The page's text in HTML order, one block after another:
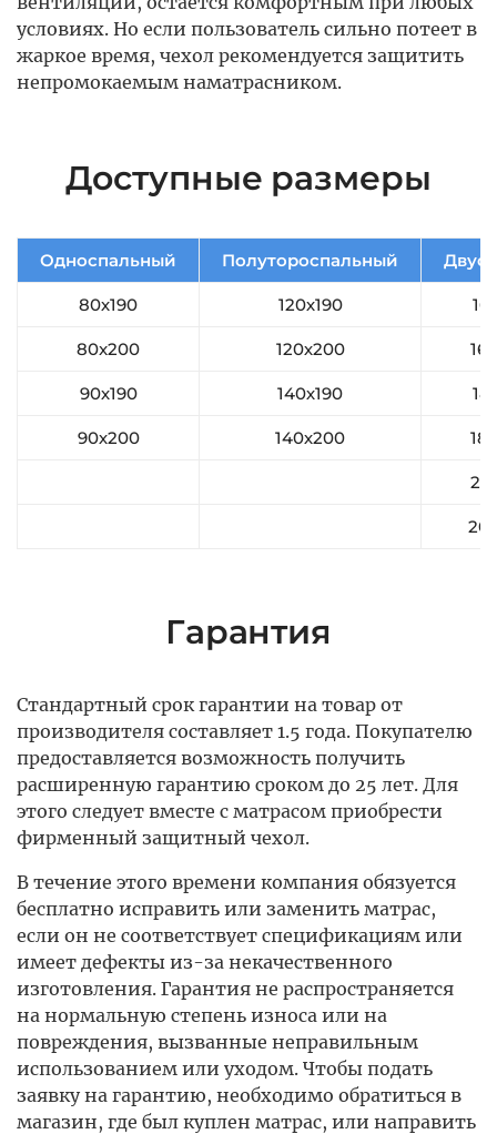
условиях. Но если пользователь сильно потеет в
жаркое время, чехол рекомендуется защитить
непромокаемым наматрасником.
Доступные размеры
Односпальный Полутороспальный
80х190 120х190
80x200 120х200
90х190 140х190
90х200 140х200
Гарантия
Стандартный срок гарантии на товар от
производителя составляет 1.5 года. Покупателю
предоставляется возможность получить
расширенную гарантию сроком до 25 лет. Для
этого следует вместе с матрасом приобрести
фирменный защитный чехол.
В течение этого времени компания обязуется
бесплатно исправить или заменить матрас,
если он не соответствует спецификациям или
имеет дефекты из-за некачественного
изготовления. Гарантия не распространяется
на нормальную степень износа или на
повреждения, вызванные неправильным
использованием или уходом. Чтобы подать
заявку на гарантию, необходимо обратиться в
магазин, где был куплен матрас, или направить